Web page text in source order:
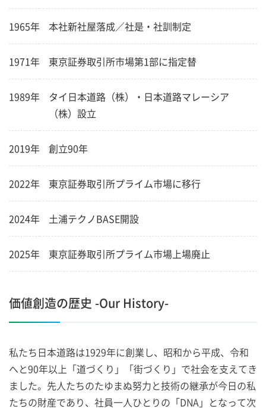
1965年 本社新社屋落成／社是・社訓制定
1971年 東京証券取引所市場第1部に指定替
1989年
タイ日本道路（株）・日本道路マレーシア
（株）設立
2019年 創立90年
2022年 東京証券取引所プライム市場に移行
2024年 土浦テクノBASE開設
2025年 東京証券取引所プライム市場上場廃止
価値創造の歴史 -Our History-
私たち日本道路は1929年に創業し、昭和から平成、令和
へと90年以上「道づくり」「街づくり」で社会を支えてき
ました。先人たちのたゆまぬ努力と技術の継承が今日の私
たちの財産であり、社員一人ひとりの「DNA」となって次